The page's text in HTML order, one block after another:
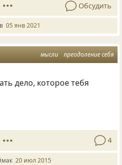
Обсудить
05 янв 2021
мысли преодоление себя
дело, которое тебя
4
20 июл 2015